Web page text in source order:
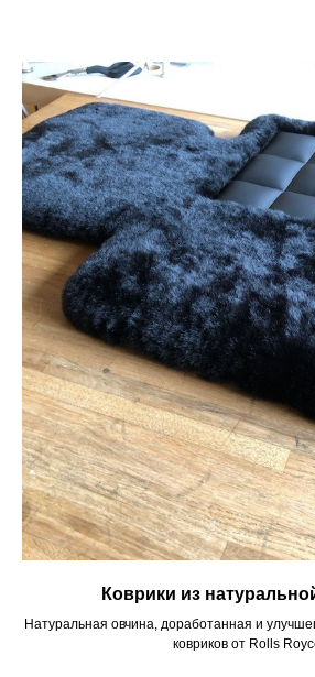
Коврики из
Натуральная овчина, доработанная и
ковриков от Rolls